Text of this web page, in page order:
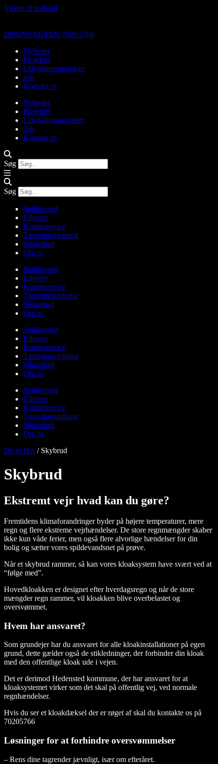
Videre til indhold
DØGNVAGTEN 7020 5766
Nyheder
Projekter
Udviklingsprojekter
Job
Kontakt os
Nyheder
Projekter
Udviklingsprojekter
Job
Kontakt os
Søg
Søg
Spildevand
Erhverv
Kundeservice
Tømningsordning
Sikkerhed
Om os
Spildevand
Erhverv
Kundeservice
Tømningsordning
Sikkerhed
Om os
Spildevand
Erhverv
Kundeservice
Tømningsordning
Sikkerhed
Om os
Spildevand
Erhverv
Kundeservice
Tømningsordning
Sikkerhed
Om os
Du er Her/ Skybrud
Skybrud
Ekstremt vejr hvad kan du gøre?
Fremtidens klimaforandringer byder på højere temperaturer, mere
regn og flere ekstreme vejrhændelser. De store regnmængder skaber
ikke kun våde ferier, men også flere alvorlige hændelser for din
bolig og sætter vores spildevandsnet på prøve.
Når et skybrud rammer, så kan vores kloaksystem have svært ved at
“følge med”.
Hovedkloakken er designet efter hverdagsregn og når de store
mængder regn rammer, vil kloakken blive overbelastet og
oversvømmet.
Hvem har ansvaret?
Som grundejer har du ansvaret for alle kloakinstallationer på egen
grund, dette gælder også de stikledninger, der forbinder din kloak
med den offentlige kloak ude i vejen.
Det er derimod Hedensted kommune, der har ansvaret for at
kloaksystemet virker som det skal på offentlig vej, ved normale
regnhændelser.
Hvis du ser et kloakdæksel der er røget af skal du kontakte os på
70205766
Løsninger for at forhindre oversvømmelser
– Rens dine tagrender jævnligt, især om efteråret.